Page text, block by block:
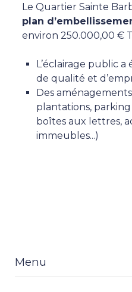
Le Quartier Sainte
plan
environ 250.000,00 €
L’éclairage public
de qualité et
Des
plantations,
boîtes aux lettres,
immeubles...)
Menu